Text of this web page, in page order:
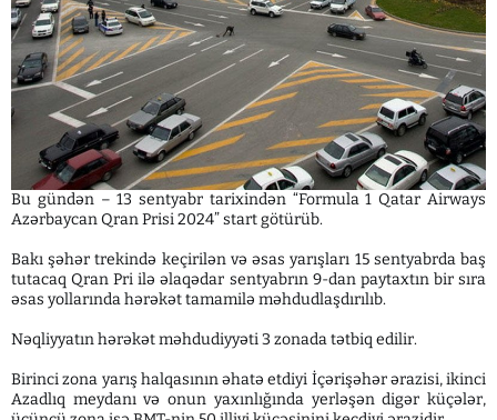
Bu gündən – 13 sentyabr tarixindən “Formula 1 Qatar Airways
Azərbaycan Qran Prisi 2024” start götürüb.
Bakı şəhər trekində keçirilən və əsas yarışları 15 sentyabrda baş
tutacaq Qran Pri ilə əlaqədar sentyabrın 9-dan paytaxtın bir sıra
əsas yollarında hərəkət tamamilə məhdudlaşdırılıb.
Nəqliyyatın hərəkət məhdudiyyəti 3 zonada tətbiq edilir.
Birinci zona yarış halqasının əhatə etdiyi İçərişəhər ərazisi, ikinci
Azadlıq meydanı və onun yaxınlığında yerləşən digər küçələr,